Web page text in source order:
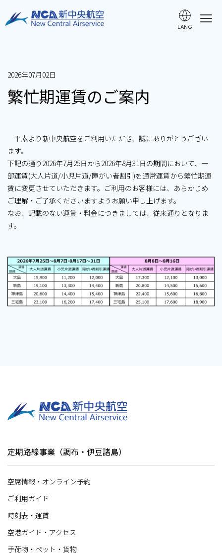
LANG
時刻表・運賃
手荷物・ペット・貨物
よくある質問
ヶ崎飛行場 公式サイト
2026年07月02日
繁忙期運賃のご案内
平素より新中央航空をご利用いただき、誠にありがとうござい
ます。
下記の通り2026年7月25日から2026年8月31日の期間において、一
部運賃(大人片道/小児片道/障がい者割引)を通常運賃から繁忙期運
賃に変更させていただきます。ご利用のお客様には、あらかじめ
ご理解・ご了承くださいますようお願い申し上げます。
なお、記載のない運賃・料金につきましては、従来通りとなりま
す。
定期路線事業（調布・伊豆諸島）
空席情報・オンライン予約
ご利用ガイド
時刻表・運賃
空港ガイド・アクセス
手荷物・ペット・貨物